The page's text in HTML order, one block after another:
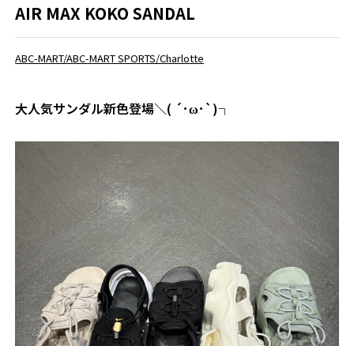
AIR MAX KOKO SANDAL
ABC-MART/ABC-MART SPORTS/Charlotte
大人気サンダル新色登場＼( ´･ω･`)┐